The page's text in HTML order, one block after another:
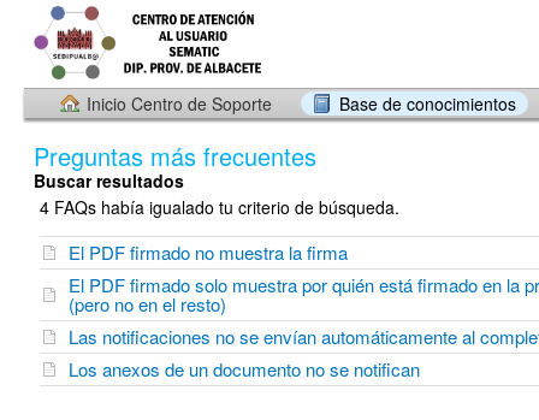
Inicio Centro de Soporte Base de conocimientos
Preguntas más frecuentes
Buscar resultados
4 FAQs había igualado tu criterio de búsqueda.
El PDF firmado no muestra la firma
El PDF firmado solo muestra por quién está firmado en la
(pero no en el resto)
Las notificaciones no se envían automáticamente al
Los anexos de un documento no se notifican